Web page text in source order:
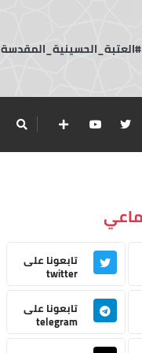
تابعونا على
twitter
تابعونا على
telegram